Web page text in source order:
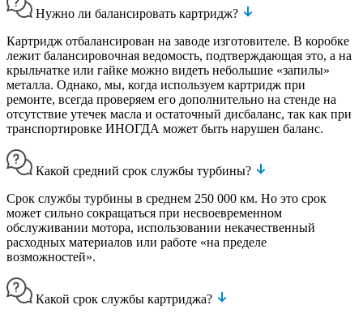
Нужно ли балансировать картридж?
Картридж отбалансирован на заводе изготовителе. В коробке
лежит балансировочная ведомость, подтверждающая это, а на
крыльчатке или гайке можно видеть небольшие «запилы»
металла. Однако, мы, когда используем картридж при
ремонте, всегда проверяем его дополнительно на стенде на
отсутствие утечек масла и остаточный дисбаланс, так как при
транспортировке ИНОГДА может быть нарушен баланс.
Какой средний срок службы турбины?
Срок службы турбины в среднем 250 000 км. Но это срок
может сильно сокращаться при несвоевременном
обслуживании мотора, использовании некачественный
расходных материалов или работе «на пределе
возможностей».
Какой срок службы картриджа?